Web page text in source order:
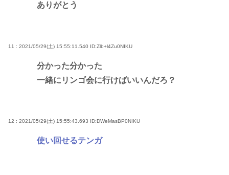
ありがとう
11 : 2021/05/29(土) 15:55:11.540 ID:Zlb+l4Zu0NIKU
分かった分かった
一緒にリンゴ会に行けばいいんだろ？
12 : 2021/05/29(土) 15:55:43.693 ID:DWeMasBP0NIKU
使い回せるテンガ